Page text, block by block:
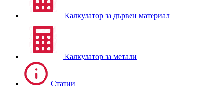
Калкулатор за дървен материал
Калкулатор за метали
Статии